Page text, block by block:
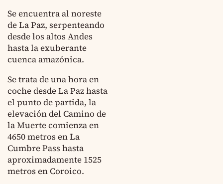
Se encuentra al noreste
de La Paz, serpenteando
desde los altos Andes
hasta la exuberante
cuenca amazónica.
Se trata de una hora en
coche desde La Paz hasta
el punto de partida, la
elevación del Camino de
la Muerte comienza en
4650 metros en La
Cumbre Pass hasta
aproximadamente 1525
metros en Coroico.